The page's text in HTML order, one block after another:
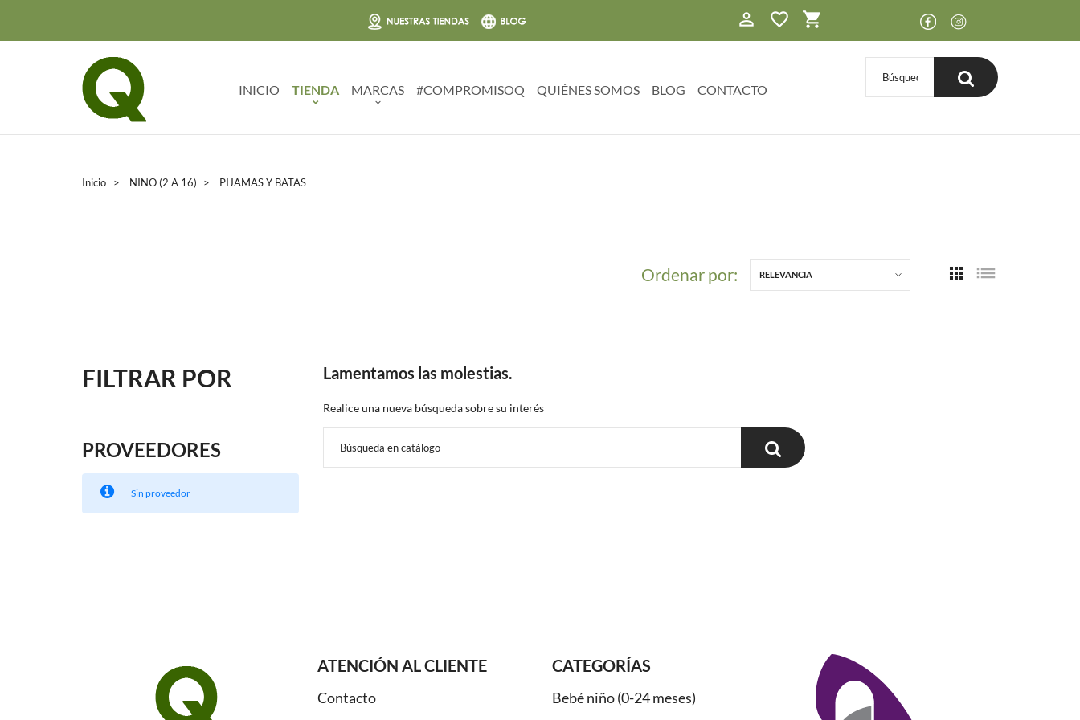
0
INICIO TIENDA MARCAS #COMPROMISOQ QUIÉNES SOMOS BLOG CONTACTO
Inicio NIÑO (2 A 16) PIJAMAS Y BATAS
Ordenar por: RELEVANCIA
Lamentamos las molestias.
Realice una nueva búsqueda sobre su interés
FILTRAR POR
PROVEEDORES
Sin proveedor
ATENCIÓN AL CLIENTE
Contacto
CATEGORÍAS
Bebé niño (0-24 meses)